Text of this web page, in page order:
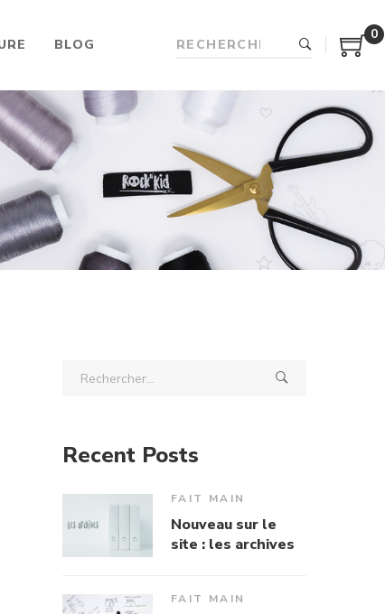
BLOG
0
Recent Posts
FAIT MAIN
Nouveau sur le
site : les archives
FAIT MAIN